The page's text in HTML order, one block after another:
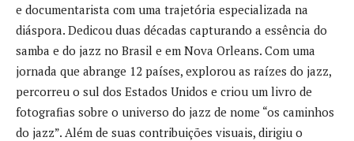
e documentarista com uma trajetória especializada na
diáspora. Dedicou duas décadas capturando a essência do
samba e do jazz no Brasil e em Nova Orleans. Com uma
jornada que abrange 12 países, explorou as raízes do jazz,
percorreu o sul dos Estados Unidos e criou um livro de
fotografias sobre o universo do jazz de nome “os caminhos
do jazz”. Além de suas contribuições visuais, dirigiu o